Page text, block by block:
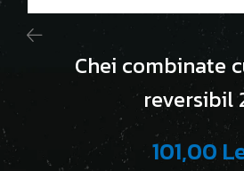
Chei combinate
reversibil
101,00